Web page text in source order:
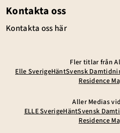
Kontakta oss
Kontakta oss här
Fler titlar från
Elle SverigeHäntSvensk
Residence
Aller Medias
ELLE SverigeHäntSvensk
Residence